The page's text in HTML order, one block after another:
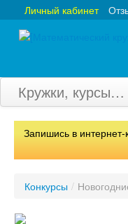
Личный кабинет
Кружки,
Главная
Запишись в
Конкурсы /